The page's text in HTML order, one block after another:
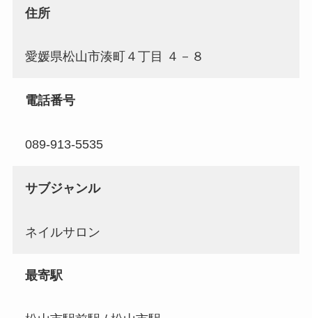
住所
愛媛県松山市湊町４丁目 ４－８
電話番号
089-913-5535
サブジャンル
ネイルサロン
最寄駅